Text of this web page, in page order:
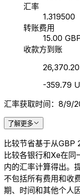
汇率
1.319500
转账费用
15.00
收款方到账
-359.79
汇率获取时间：8/9/
了解更多
比较节省基于从
比较各银行和Xe在
内的汇率计算得出。
不包括所有费用和收
期、时间和其他个人